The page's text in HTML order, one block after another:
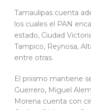
Tamaulipas cuenta
los cuales el PAN
estado, Ciudad
Tampico, Reynosa,
entre otras.
El priismo mantiene
Guerrero, Miguel
Morena cuenta con